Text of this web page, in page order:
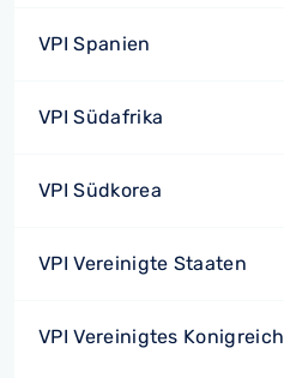
VPI Spanien
VPI Südafrika
VPI Südkorea
VPI Vereinigte Staaten
VPI Vereinigtes Konigreich